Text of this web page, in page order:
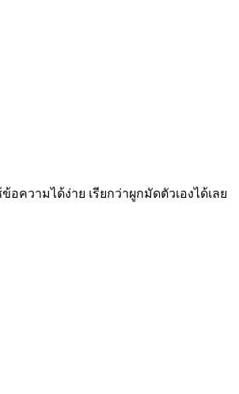
ความได้ง่าย เรียกว่าผูกมัดตัวเองได้เลย